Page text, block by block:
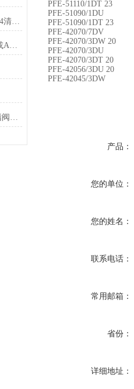
力士乐电磁阀4WE6R70/HG24N9K4清仓库存
原装费斯托festo节流阀可以由DO或AO控制
FESTO费斯托节流阀公称通径是指阀体与管子联接端部的名义内径
PFE-51110/1DT 23
PFE-51090/1DU
PFE-51090/1DT 23
PFE-42070/7DV
PFE-42070/3DW 20
PFE-42070/3DU
PFE-42070/3DT 20
PFE-42056/3DU 20
PFE-42045/3DW
产品：
您的单位：
您的姓名：
联系电话：
常用邮箱：
省份：
详细地址：